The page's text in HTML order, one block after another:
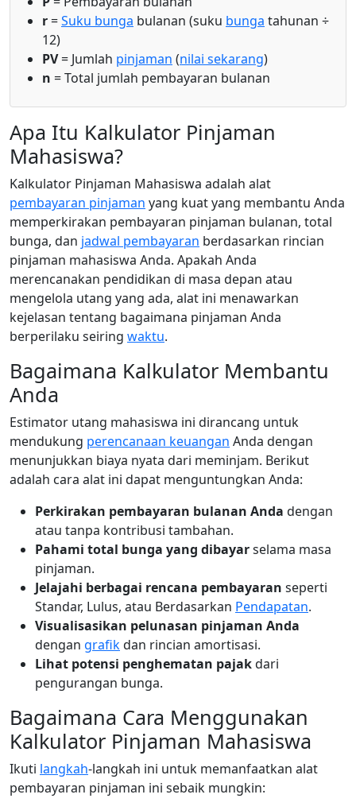
r=Suku bunga bulanan (suku bunga tahunan ÷
12)
PV= Jumlah pinjaman (nilai sekarang)
n = Total jumlah pembayaran bulanan
Apa Itu Kalkulator Pinjaman
Mahasiswa?
Kalkulator Pinjaman Mahasiswa adalah alat
pembayaran pinjaman yang kuat yang membantu Anda
memperkirakan pembayaran pinjaman bulanan, total
bunga, dan jadwal pembayaran berdasarkan rincian
pinjaman mahasiswa Anda. Apakah Anda
merencanakan pendidikan di masa depan atau
mengelola utang yang ada, alat ini menawarkan
kejelasan tentang bagaimana pinjaman Anda
berperilaku seiring waktu.
Bagaimana Kalkulator Membantu
Anda
Estimator utang mahasiswa ini dirancang untuk
mendukung perencanaan keuangan Anda dengan
menunjukkan biaya nyata dari meminjam. Berikut
adalah cara alat ini dapat menguntungkan Anda:
Perkirakan pembayaran bulanan Anda dengan
atau tanpa kontribusi tambahan.
Pahami total bunga yang dibayarselama masa
pinjaman.
Jelajahi berbagai rencana pembayaran seperti
Standar, Lulus, atau Berdasarkan Pendapatan.
Visualisasikan pelunasan pinjaman Anda
dengan grafikdan rincian amortisasi.
Lihat potensi penghematan pajakdari
pengurangan bunga.
Bagaimana Cara Menggunakan
Kalkulator Pinjaman Mahasiswa
Ikuti langkah-langkah ini untuk memanfaatkan alat
pembayaran pinjaman ini sebaik mungkin: